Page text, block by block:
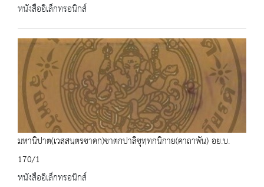
หนังสืออิเล็กทรอนิกส์
มหานิปาต(เวสฺสนฺตรชาดก)ชาตกปาลิขุทฺทกนิกาย(คาถาพัน) อย.บ.
170/1
หนังสืออิเล็กทรอนิกส์